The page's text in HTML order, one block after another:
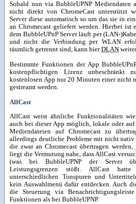
Sobald nun via BubbleUPNP Mediendaten
nicht direkt von ChromeCast unterstützt
Server diese automatisch so um das sie in
an Chromecast geliefert werden. Hierbei ist
dem BubbleUPnP Server läuft per (LAN-
und nicht die Verbindung per WLAN
räumlich getrennt sind, kann hierDLAN
Bestimmte Funktionen der App
kostenpflichtigen Lizenz unbeschränkt
kostenlosen App nur 20 Minuten einer nicht
gestreamt werden.
AllCast
AllCast weist ähnliche Funktionalitäten
auch bei dieser App möglich, lokale oder auf
Mediendateien auf Chromecast zu
allerdings deutliche Probleme mit nicht nativ
die zwar an Chromecast übertragen
liegt die Vermutung nahe, dass AllCast
(was bei BubbleUPNP der Server
Leistungsgrenzen stößt. AllCast
unterschiedlichen Tonspuren und
kein Auswahlmenü dafür entdecken. Auch
die Steuerung via
Funktionen als bei BubbleUPNP.